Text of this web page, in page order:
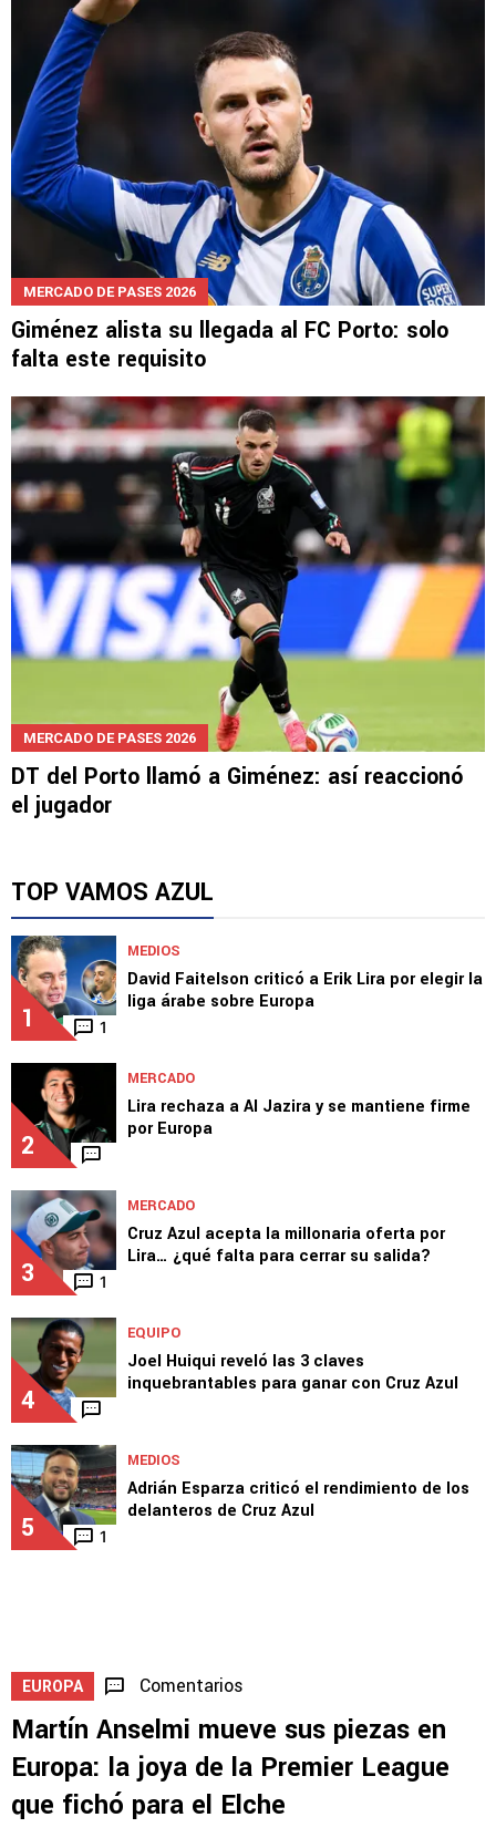
MERCADO DE PASES 2026
Giménez alista su llegada al FC Porto: solo
falta este requisito
MERCADO DE PASES 2026
DT del Porto llamó a Giménez: así reaccionó
el jugador
TOP VAMOS AZUL
1 1
MEDIOS
David Faitelson criticó a Erik Lira por elegir la
liga árabe sobre Europa
2
MERCADO
Lira rechaza a Al Jazira y se mantiene firme
por Europa
3 1
MERCADO
Cruz Azul acepta la millonaria oferta por
Lira… ¿qué falta para cerrar su salida?
4
EQUIPO
Joel Huiqui reveló las 3 claves
inquebrantables para ganar con Cruz Azul
5 1
MEDIOS
Adrián Esparza criticó el rendimiento de los
delanteros de Cruz Azul
EUROPA Comentarios
Martín Anselmi mueve sus piezas en
Europa: la joya de la Premier League
que fichó para el Elche